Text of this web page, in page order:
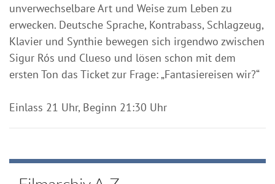
unverwechselbare Art und Weise zum Leben zu
erwecken. Deutsche Sprache, Kontrabass, Schlagzeug,
Klavier und Synthie bewegen sich irgendwo zwischen
Sigur Rós und Clueso und lösen schon mit dem
ersten Ton das Ticket zur Frage: „Fantasiereisen wir?“
Einlass 21 Uhr, Beginn 21:30 Uhr